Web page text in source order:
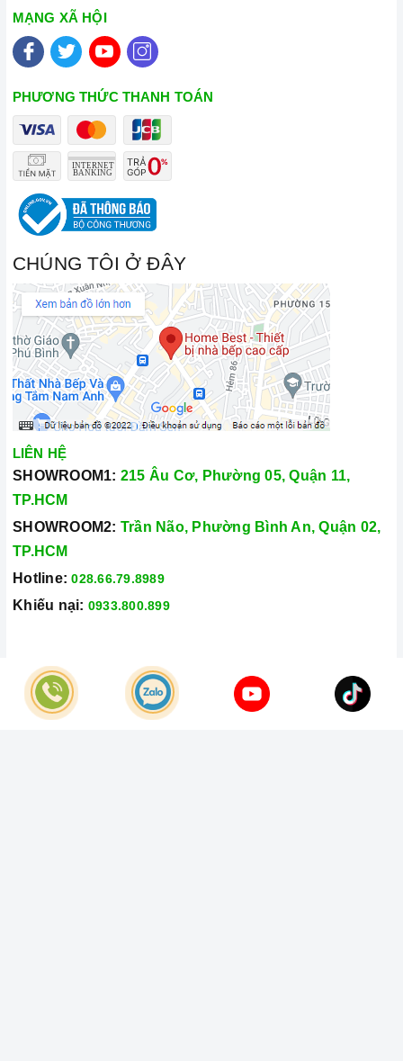
MẠNG XÃ HỘI
PHƯƠNG THỨC THANH TOÁN
CHÚNG TÔI Ở ĐÂY
LIÊN HỆ
SHOWROOM1: 215 Âu Cơ, Phường 05, Quận 11,
TP.HCM
SHOWROOM2: Trần Não, Phường Bình An, Quận 02,
TP.HCM
Hotline: 028.66.79.8989
Khiếu nại: 0933.800.899
© Bản quyền thuộc vềCông Ty TNHH Home Best Việt Nam
Cung cấp bởi
Sapo